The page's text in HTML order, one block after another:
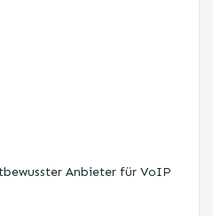
Anbieter für VoIP